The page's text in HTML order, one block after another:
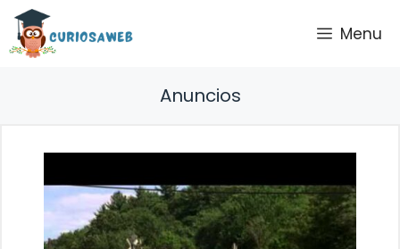
Saltar
contenido
Menu
Anuncios